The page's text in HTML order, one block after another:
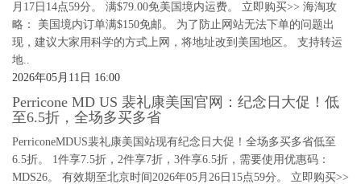
月17日14点59分。 满$79.00免美国境内运费。 立即购买>> 海淘攻
略： 美国境内订单满$150免邮。 为了防止网站无法下单的问题出
现，建议大家用科学的方式上网，将地址改到美国地区。 支持转运
地..
2026年05月11日 16:00
Perricone MD US 裴礼康美国官网：纪念日大促！低
至6.5折，全场多买多省
PerriconeMDUS裴礼康美国站现有纪念日大促！全场多买多省低至
6.5折。 1件享7.5折，2件享7折，3件享6.5折，需要使用优惠码：
MDS26。 有效期至北京时间2026年05月26日15点59分。 立即购买>>